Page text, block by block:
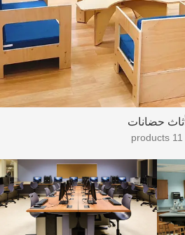
أثاث حضانات
11 products